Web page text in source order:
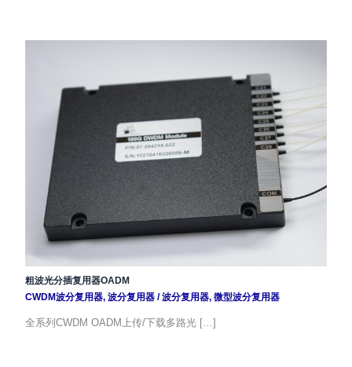
粗波光分插复用器OADM
CWDM波分复用器, 波分复用器/波分复用器, 微型波分复用器
全系列CWDM OADM上传/下载多路光 […]